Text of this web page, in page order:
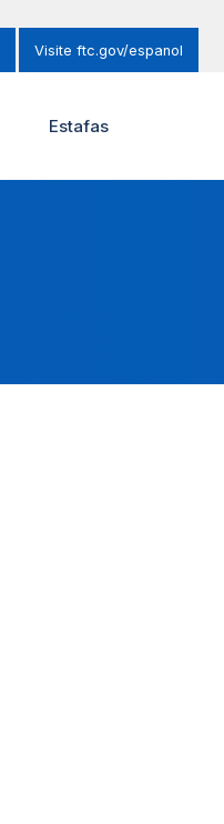
Visite ftc.gov/espanol
Estafas